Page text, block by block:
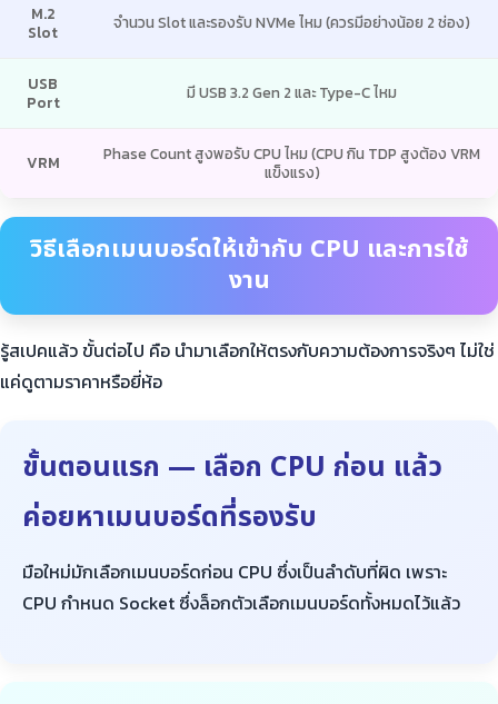
M.2
Slot
จำนวน Slot และรองรับ NVMe ไหม (ควรมีอย่างน้อย 2 ช่อง)
USB
Port
มี USB 3.2 Gen 2 และ Type-C ไหม
VRM
Phase Count สูงพอรับ CPU ไหม (CPU กิน TDP สูงต้อง VRM
แข็งแรง)
วิธีเลือกเมนบอร์ดให้เข้ากับ CPU และการใช้
งาน
รู้สเปคแล้ว ขั้นต่อไป คือ นำมาเลือกให้ตรงกับความต้องการจริงๆ ไม่ใช่
แค่ดูตามราคาหรือยี่ห้อ
ขั้นตอนแรก — เลือก CPU ก่อน แล้ว
ค่อยหาเมนบอร์ดที่รองรับ
มือใหม่มักเลือกเมนบอร์ดก่อน CPU ซึ่งเป็นลำดับที่ผิด เพราะ
CPU กำหนด Socket ซึ่งล็อกตัวเลือกเมนบอร์ดทั้งหมดไว้แล้ว